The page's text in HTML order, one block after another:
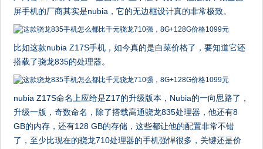
屏手机的厂商其实是nubia，它的无边框设计真的非常极致。
比如这款nubia Z17S手机，如今真的是白菜价格了，要知道它还
搭载了骁龙835的处理器。
nubia Z17S命名上应给是Z17的升级版本，Nubia的一向思路了，
升级一版，奇数命名，除了搭载高通骁龙835处理器，他还有8
GB的内存，还有128 GB的存储，这些都让他的配置非常不错
了，至少比现在的骁龙710处理器的手机强悍很多，关键还是价